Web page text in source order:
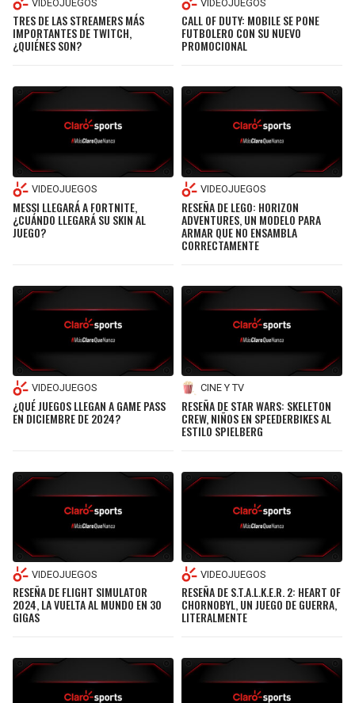
VIDEOJUEGOS
TRES DE LAS STREAMERS MÁS
IMPORTANTES DE TWITCH,
¿QUIÉNES SON?
VIDEOJUEGOS
CALL OF DUTY: MOBILE SE PONE
FUTBOLERO CON SU NUEVO
PROMOCIONAL
VIDEOJUEGOS
MESSI LLEGARÁ A FORTNITE,
¿CUÁNDO LLEGARÁ SU SKIN AL
JUEGO?
VIDEOJUEGOS
RESEÑA DE LEGO: HORIZON
ADVENTURES, UN MODELO PARA
ARMAR QUE NO ENSAMBLA
CORRECTAMENTE
VIDEOJUEGOS
¿QUÉ JUEGOS LLEGAN A GAME PASS
EN DICIEMBRE DE 2024?
CINE Y TV
RESEÑA DE STAR WARS: SKELETON
CREW, NIÑOS EN SPEEDERBIKES AL
ESTILO SPIELBERG
VIDEOJUEGOS
RESEÑA DE FLIGHT SIMULATOR
2024, LA VUELTA AL MUNDO EN 30
GIGAS
VIDEOJUEGOS
RESEÑA DE S.T.A.L.K.E.R. 2: HEART OF
CHORNOBYL, UN JUEGO DE GUERRA,
LITERALMENTE